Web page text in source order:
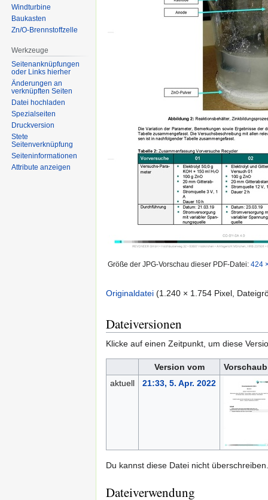
Größe der JPG-Vorschau dieser PDF-Datei: 424
Originaldatei (1.240 × 1.754 Pixel,
Dateiversionen
Klicke auf einen Zeitpunkt, um diese
Version vom
aktuell
21:33, 5. Apr. 2022
Du kannst diese Datei nicht überschreiben.
Dateiverwendung
Windturbine
Baukasten
Zn/O-Brennstoffzelle
Werkzeuge
Seitenanknüpfungen
oder Links hierher
Änderungen an
verknüpften Seiten
Datei hochladen
Spezialseiten
Druckversion
Stete
Seitenverknüpfung
Seiten­informationen
Attribute anzeigen